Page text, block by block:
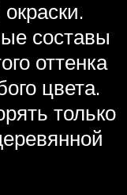
составы
оттенка
цвета.
только